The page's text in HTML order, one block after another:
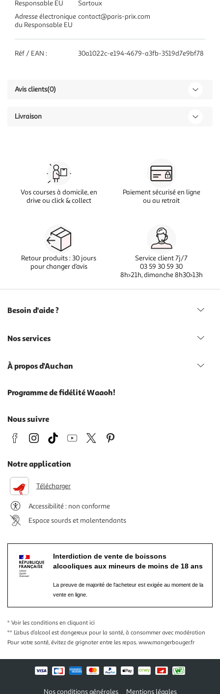
Responsable EU
Sartoux
Adresse électronique
du Responsable EU
contact@paris-prix.com
Réf / EAN : 30a1022c-e194-4679-a3fb-3519d7e9bf78
Avis clients(0)
Livraison
Vos courses à domicile, en
drive ou click & collect
Paiement sécurisé en ligne
ou au retrait
Retour produits : 30 jours
pour changer d’avis
Service client 7j/7
03 59 30 59 30
8h>21h, dimanche 8h30>13h
Besoin d'aide ?
Nos services
À propos d'Auchan
Programme de fidélité Waaoh!
Nous suivre
Notre application
Télécharger
Accessibilité : non conforme
Espace sourds et malentendants
Interdiction de vente de boissons
alcooliques aux mineurs de moins de 18 ans
La preuve de majorité de l'acheteur est exigée au moment de la
vente en ligne.
* Voir les conditions en cliquant ici
** L’abus d’alcool est dangereux pour la santé, à consommer avec modération
Pour votre santé, évitez de grignoter entre les repas. www.mangerbouger.fr
Nos conditions générales Mentions légales